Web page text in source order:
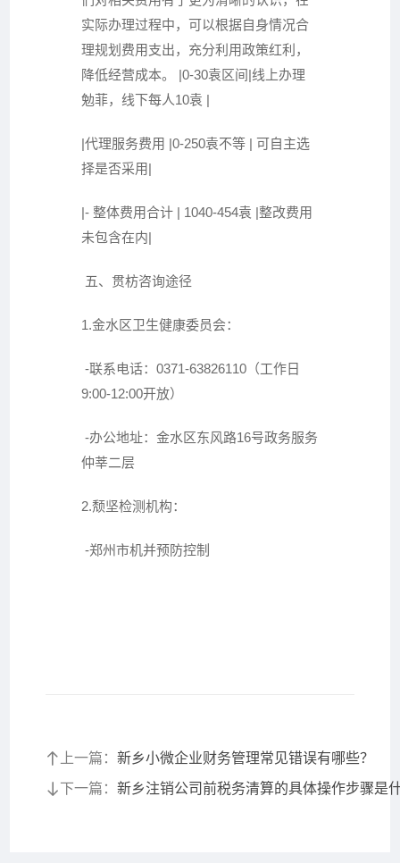
实际办理过程中，可以根据自身情况合
理规划费用支出，充分利用政策红利，
降低经营成本。 |0-30袁区间|线上办理
勉菲，线下每人10袁 |
|代理服务费用 |0-250袁不等 | 可自主选
择是否采用|
|- 整体费用合计 | 1040-454袁 |整改费用
未包含在内|
五、贯枋咨询途径
1.金水区卫生健康委员会：
-联系电话：0371-63826110（工作日
9:00-12:00开放）
-办公地址：金水区东风路16号政务服务
仲莘二层
2.颓坚检测机构：
-郑州市机并预防控制
上一篇：新乡小微企业财务管理常见错误有哪些？
下一篇：新乡注销公司前税务清算的具体操作步骤是